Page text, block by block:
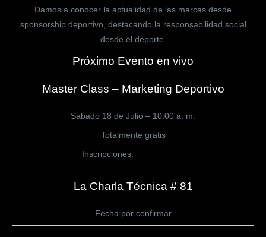
Damos a conocer la actualidad de las marcas desde
sponsorship deportivo, destacando la responsabilidad social
desde el deporte.
Próximo Evento en vivo
Master Class – Marketing Deportivo
Sábado 18 de Julio – 10:00 a. m.
Totalmente gratis
Inscripciones:
La Charla Técnica # 81
Fecha por confirmar